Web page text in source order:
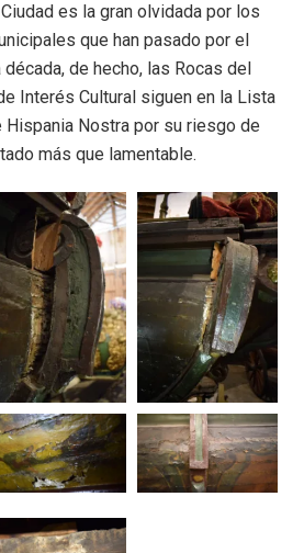
es la gran olvidada por los
que han pasado por el
de hecho, las Rocas del
Interés Cultural siguen en la Lista
Hispania Nostra por su riesgo de
más que lamentable.